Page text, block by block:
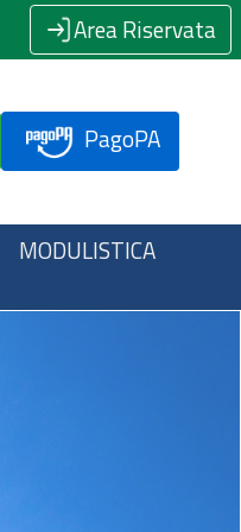
Area Riservata
PagoPA
MODULISTICA